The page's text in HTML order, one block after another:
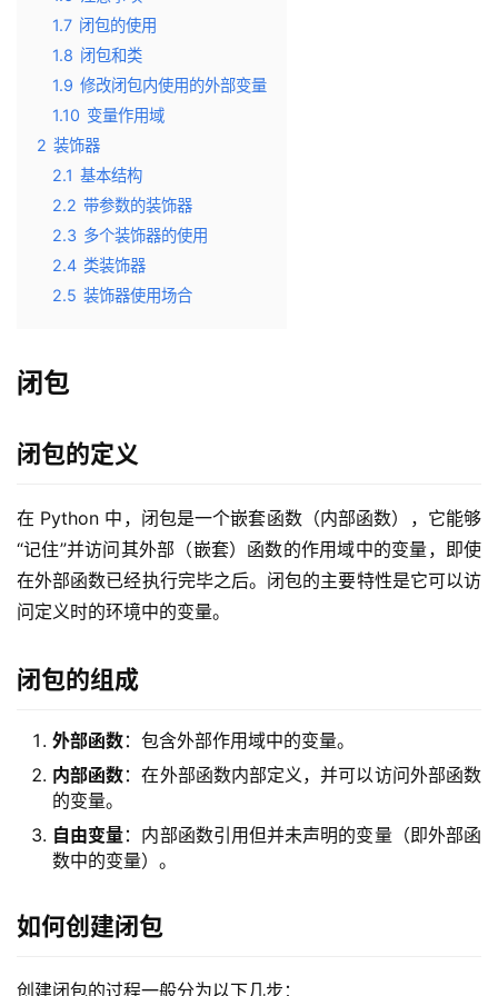
1.7 闭包的使用
1.8 闭包和类
1.9 修改闭包内使用的外部变量
1.10 变量作用域
2 装饰器
2.1 基本结构
2.2 带参数的装饰器
2.3 多个装饰器的使用
2.4 类装饰器
2.5 装饰器使用场合
闭包
闭包的定义
在 Python 中，闭包是一个嵌套函数（内部函数），它能够
“记住”并访问其外部（嵌套）函数的作用域中的变量，即使
在外部函数已经执行完毕之后。闭包的主要特性是它可以访
问定义时的环境中的变量。
闭包的组成
外部函数：包含外部作用域中的变量。
内部函数：在外部函数内部定义，并可以访问外部函数
的变量。
自由变量：内部函数引用但并未声明的变量（即外部函
数中的变量）。
如何创建闭包
创建闭包的过程一般分为以下几步：